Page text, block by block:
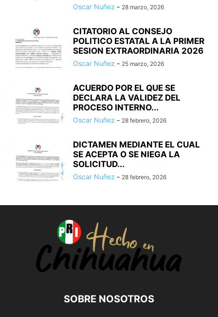
Oscar Nuñez - 28 marzo, 2026
CITATORIO AL CONSEJO
POLITICO ESTATAL A LA PRIMER
SESION EXTRAORDINARIA 2026
Oscar Nuñez - 25 marzo, 2026
ACUERDO POR EL QUE SE
DECLARA LA VALIDEZ DEL
PROCESO INTERNO...
Oscar Nuñez - 28 febrero, 2026
DICTAMEN MEDIANTE EL CUAL
SE ACEPTA O SE NIEGA LA
SOLICITUD...
Oscar Nuñez - 28 febrero, 2026
SOBRE NOSOTROS